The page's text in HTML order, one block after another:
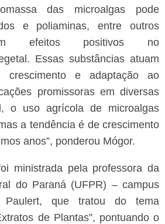
das microalgas pode
e poliaminas, entre outros
efeitos positivos no
Essas substâncias atuam
crescimento e adaptação ao
promissoras em diversas
o uso agrícola de microalgas
a tendência é de crescimento
anos”, ponderou Mógor.
ministrada pela professora da
do Paraná (UFPR) – campus
Paulert, que tratou do tema
de Plantas”, pontuando o